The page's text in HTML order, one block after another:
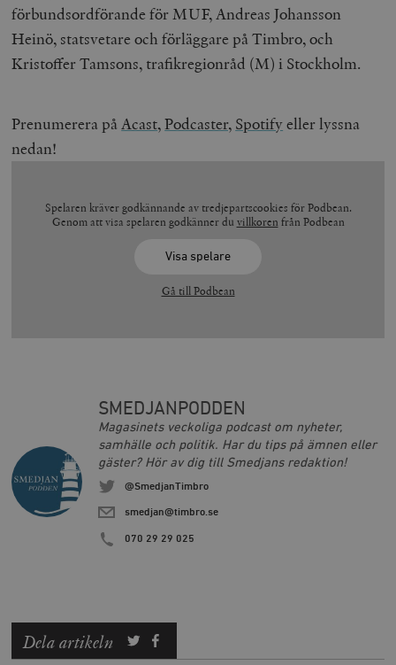
förbundsordförande för MUF, Andreas Johansson
Heinö, statsvetare och förläggare på Timbro, och
Kristoffer Tamsons, trafikregionråd (M) i Stockholm.
Prenumerera påAcast,Podcaster, Spotifyeller lyssna
nedan!
Spelaren kräver godkännande av tredjepartscookies för Podbean.
Genom att visa spelaren godkänner du villkoren från Podbean
Visa spelare
Gå till Podbean
SMEDJANPODDEN
Magasinets veckoliga podcast om nyheter,
samhälle och politik. Har du tips på ämnen eller
gäster? Hör av dig till Smedjans redaktion!
@SmedjanTimbro
smedjan@timbro.se
070 29 29 025
Dela artikeln